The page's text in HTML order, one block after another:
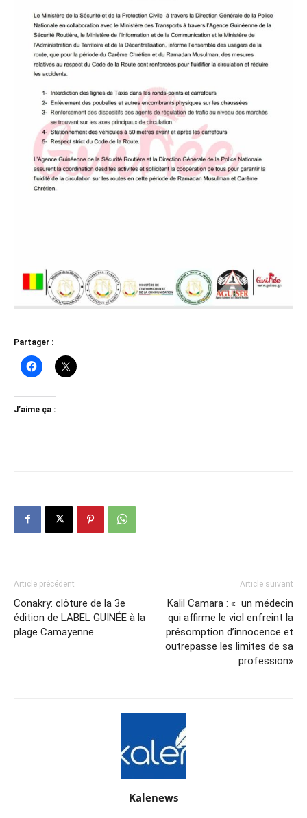
Partager :
J’aime ça :
Article précédent
Conakry: clôture de la 3e
édition de LABEL GUINÉE à la
plage Camayenne
Article suivant
Kalil Camara : « un médecin
qui affirme le viol enfreint la
présomption d’innocence et
outrepasse les limites de sa
profession»
Kalenews